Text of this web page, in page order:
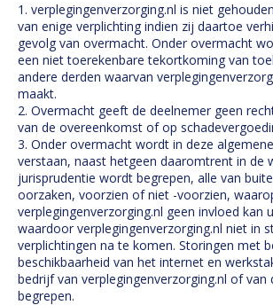
1. verplegingenverzorging.nl is niet
van enige verplichting indien zij daartoe
gevolg van overmacht. Onder overmacht
een niet toerekenbare tekortkoming van
andere derden waarvan
maakt.
2. Overmacht geeft de deelnemer geen
van de overeenkomst of op
3. Onder overmacht wordt in deze
verstaan, naast hetgeen daaromtrent in de
jurisprudentie wordt begrepen, alle van
oorzaken, voorzien of niet -voorzien,
verplegingenverzorging.nl geen invloed kan
waardoor verplegingenverzorging.nl niet in
verplichtingen na te komen. Storingen met
beschikbaarheid van het internet en
bedrijf van verplegingenverzorging.nl of van
begrepen.